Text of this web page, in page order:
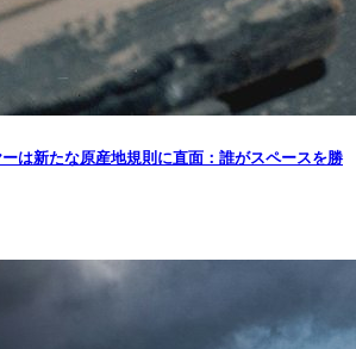
は新たな原産地規則に直面：誰がスペースを勝